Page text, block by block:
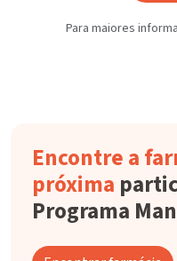
Para maiores
Encontre a
próxima
Programa